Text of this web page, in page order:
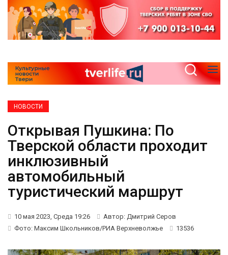
НОВОСТИ
Открывая Пушкина: По
Тверской области проходит
инклюзивный
автомобильный
туристический маршрут
10 мая 2023, Среда 19:26
Автор: Дмитрий Серов
Фото: Максим Школьников/РИА Верхневолжье
13536